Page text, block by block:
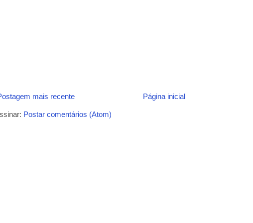
mais recente Página inicial
Postar comentários (Atom)